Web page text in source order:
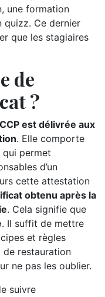
une formation
quizz. Ce dernier
que les stagiaires
de
?
est délivrée aux
. Elle comporte
qui permet
d’un
cette attestation
obtenu après la
. Cela signifie que
. Il suffit de mettre
et règles
de restauration
ne pas les oublier.
suivre